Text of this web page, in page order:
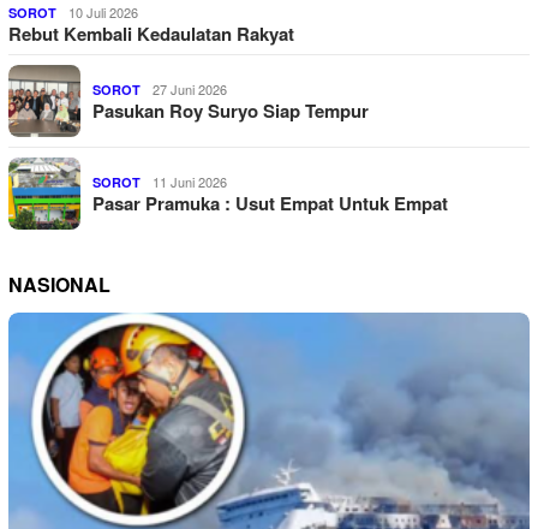
SOROT 10 Juli 2026
Rebut Kembali Kedaulatan Rakyat
SOROT 27 Juni 2026
Pasukan Roy Suryo Siap Tempur
SOROT 11 Juni 2026
Pasar Pramuka : Usut Empat Untuk Empat
NASIONAL